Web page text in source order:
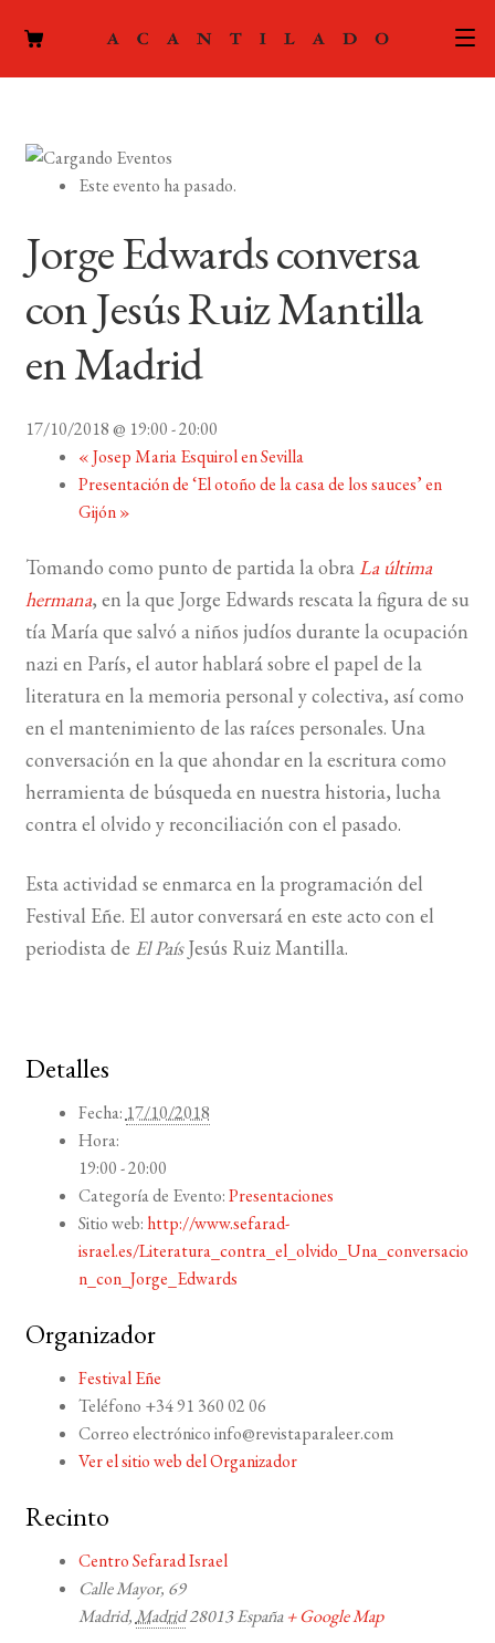
PODCAST
LA EDITORIAL
CONTACTO
MI CUENTA
LISTA DE LIBROS
Este evento ha pasado.
Jorge Edwards conversa
con Jesús Ruiz Mantilla
en Madrid
17/10/2018 @ 19:00-20:00
«Josep Maria Esquirol en Sevilla
Presentación de ‘El otoño de la casa de los sauces’ en
Gijón»
Tomando como punto de partida la obraLa última
hermana, en la que Jorge Edwards rescata la figura de su
tía María que salvó a niños judíos durante la ocupación
nazi en París, el autor hablará sobre el papel de la
literatura en la memoria personal y colectiva, así como
en el mantenimiento de las raíces personales. Una
conversación en la que ahondar en la escritura como
herramienta de búsqueda en nuestra historia, lucha
contra el olvido y reconciliación con el pasado.
Esta actividad se enmarca en la programación del
Festival Eñe. El autor conversará en este acto con el
periodista de El PaísJesús Ruiz Mantilla.
Detalles
Fecha:17/10/2018
Hora:
19:00 - 20:00
Categoría de Evento:Presentaciones
Sitio web: http://www.sefarad-
israel.es/Literatura_contra_el_olvido_Una_conversacio
n_con_Jorge_Edwards
Organizador
Festival Eñe
Teléfono +34 91 360 02 06
Correo electrónicoinfo@revistaparaleer.com
Ver el sitio web del Organizador
Recinto
Centro Sefarad Israel
Calle Mayor, 69
Madrid,Madrid28013 España + Google Map